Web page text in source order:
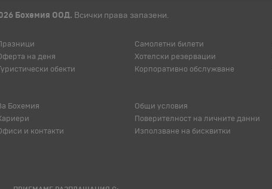
Бохемия ООД. Всички права запазени.
на деня
обекти
Самолетни билети
Хотелски резервации
Корпоративно обслужване
Бохемия
и контакти
Общи условия
Поверителност на личните данни
Използване на бисквитки